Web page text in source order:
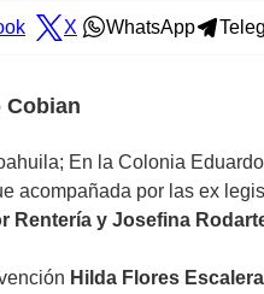
X WhatsApp
Cobian
En la Colonia
acompañada por las ex
Rentería y Josefina
Hilda Flores Escalera